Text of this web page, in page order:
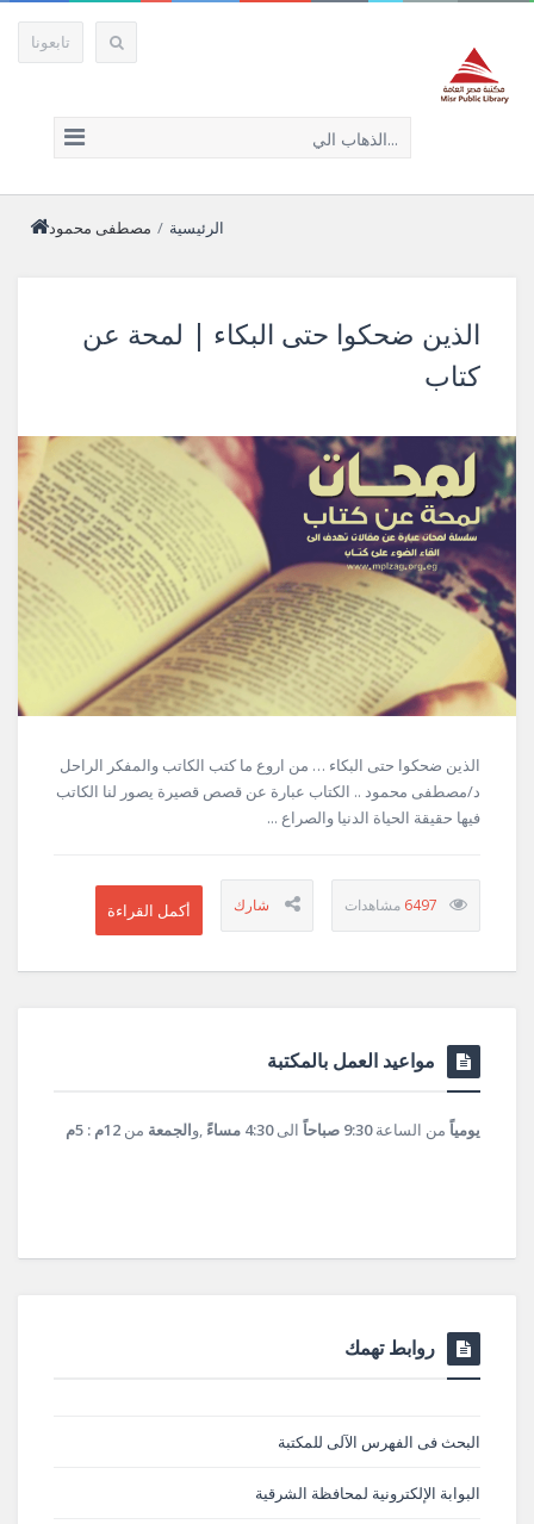
تابعونا
الذهاب الي...
الرئيسية / مصطفى محمود
الذين ضحكوا حتى البكاء | لمحة عن
كتاب
الذين ضحكوا حتى البكاء … من اروع ما كتب الكاتب والمفكر الراحل
د/مصطفى محمود .. الكتاب عبارة عن قصص قصيرة يصور لنا الكاتب
فيها حقيقة الحياة الدنيا والصراع ...
6497
مواعيد العمل بالمكتبة
يومياً من الساعة9:30 صباحاً الى4:30 مساءً ,والجمعة من 12م : 5م
روابط تهمك
البحث فى الفهرس الآلى للمكتبة
البوابة الإلكترونية لمحافظة الشرقية